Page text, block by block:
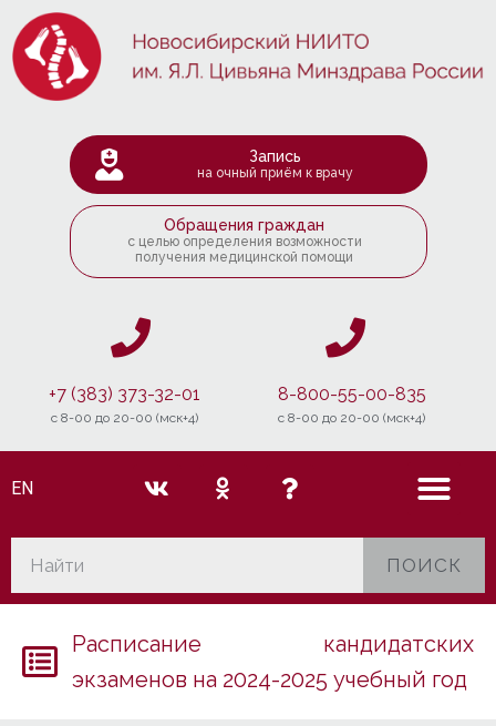
Запись
на очный приём к врачу
Обращения граждан
с целью определения возможности
получения медицинской помощи
+7 (383) 373-32-01
c 8-00 до 20-00 (мск+4)
8-800-55-00-835
c 8-00 до 20-00 (мск+4)
EN
ПОИСК
Расписание кандидатских
экзаменов на 2024-2025 учебный год